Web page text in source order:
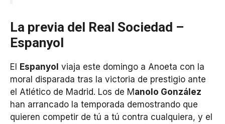
La previa del Real Sociedad –
Espanyol
El Espanyol viaja este domingo a Anoeta con la
moral disparada tras la victoria de prestigio ante
el Atlético de Madrid. Los de M anolo González
han arrancado la temporada demostrando que
quieren competir de tú a tú contra cualquiera, y el